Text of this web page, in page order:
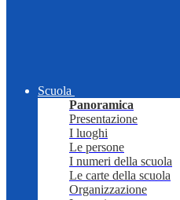
Scuola
Panoramica
Presentazione
I luoghi
Le persone
I numeri della scuola
Le carte della scuola
Organizzazione